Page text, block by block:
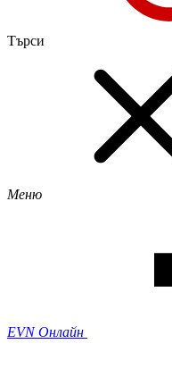
Търси
Меню
EVN Онлайн